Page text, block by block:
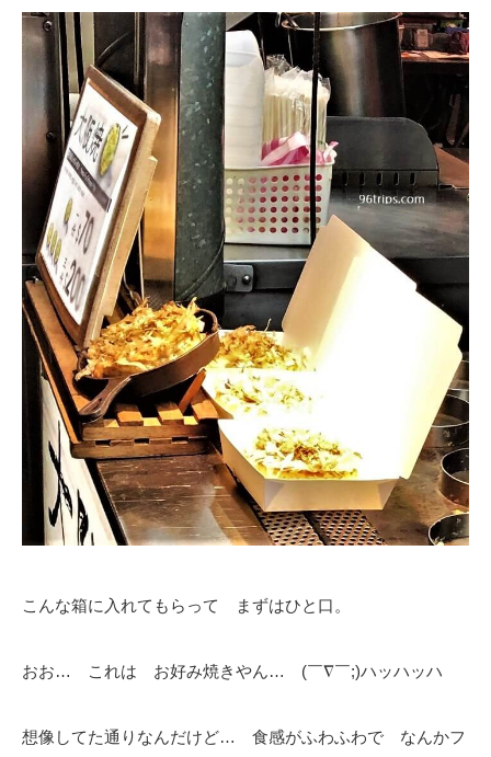
こんな箱に入れてもらって まずはひと口。
おお… これは お好み焼きやん… (￣∇￣;)ハッハッハ
想像してた通りなんだけど… 食感がふわふわで なんかフ